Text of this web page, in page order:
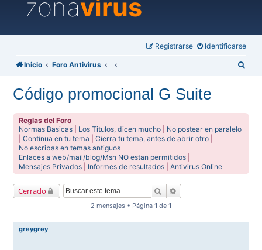
zonavirus
Identificarse
Registrarse
Inicio Foro Antivirus
Código promocional G Suite
Reglas del Foro
Normas Basicas
Los Titulos, dicen mucho
No postear en paralelo
|Continua en tu tema |Cierra tu tema, antes de abrir otro
No escribas en temas antiguos
Enlaces a web/mail/blog/Msn NO estan permitidos
Mensajes Privados
Informes de resultados |Antivirus Online
Cerrado Buscar
2 mensajes • Página 1 de 1
greygrey